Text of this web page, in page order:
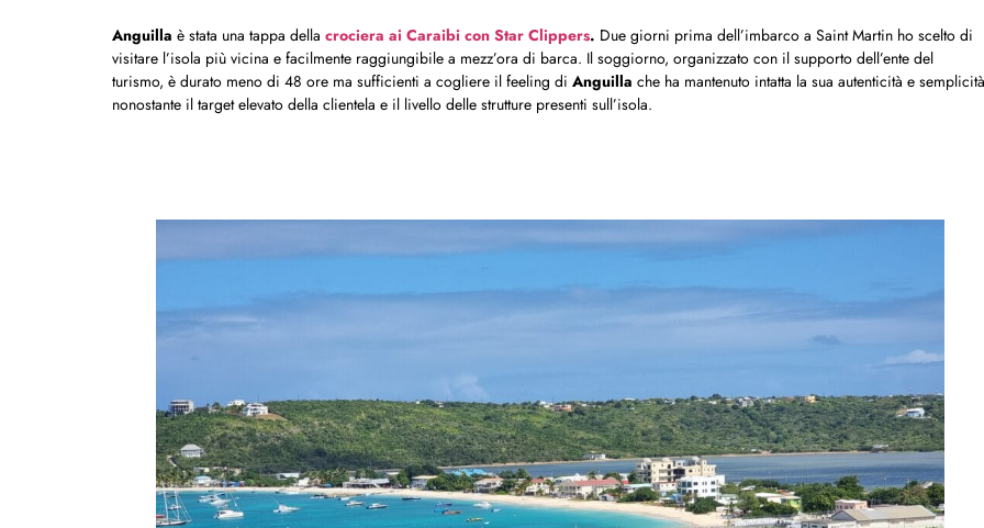
Anguilla è stata una tappa della crociera ai Caraibi con Star Clippers. Due giorni prima dell’imbarco a Saint Martin ho scelto di
visitare l’isola più vicina e facilmente raggiungibile a mezz’ora di barca. Il soggiorno, organizzato con il supporto dell’ente del
turismo, è durato meno di 48 ore ma sufficienti a cogliere il feeling di Anguilla che ha mantenuto intatta la sua autenticità e semplicità
nonostante il target elevato della clientela e il livello delle strutture presenti sull’isola.